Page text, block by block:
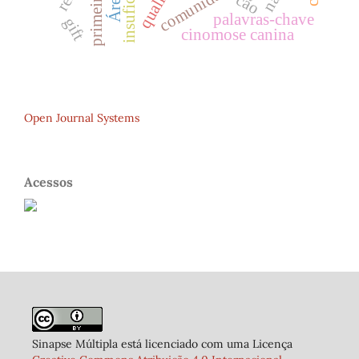
palavras-chave
gift cinomose canina
Open Journal Systems
Acessos
Sinapse Múltipla está licenciado com uma Licença